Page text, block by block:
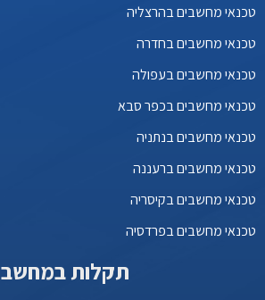
טכנאי מחשבים בהרצליה
טכנאי מחשבים בחדרה
טכנאי מחשבים בעפולה
טכנאי מחשבים בכפר סבא
טכנאי מחשבים בנתניה
טכנאי מחשבים ברעננה
טכנאי מחשבים בקיסריה
טכנאי מחשבים בפרדסיה
תקלות במחשב